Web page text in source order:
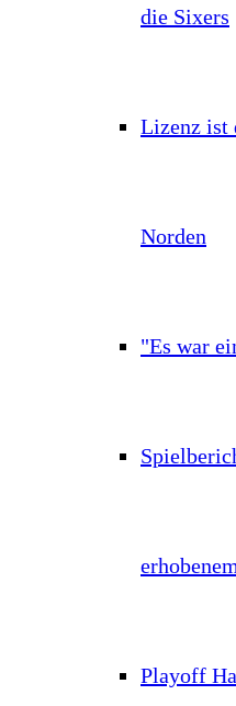
die Sixers
Lizenz ist
Norden
"Es war
Playoff